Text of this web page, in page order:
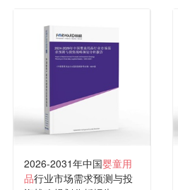
2026-2031年中国婴童用
品行业市场需求预测与投